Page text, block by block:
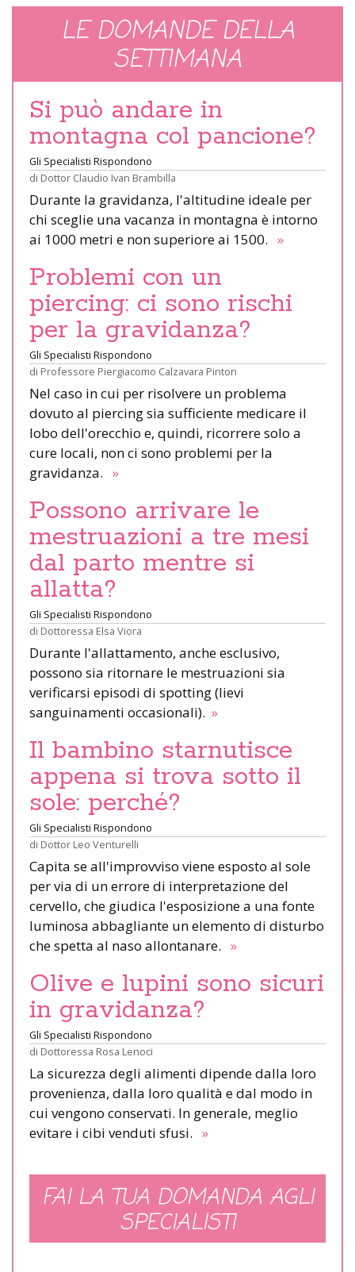
LE DOMANDE DELLA
SETTIMANA
Si può andare in
montagna col pancione?
Gli Specialisti Rispondono
di Dottor Claudio Ivan Brambilla
Durante la gravidanza, l'altitudine ideale per
chi sceglie una vacanza in montagna è intorno
ai 1000 metri e non superiore ai 1500. »
Problemi con un
piercing: ci sono rischi
per la gravidanza?
Gli Specialisti Rispondono
di Professore Piergiacomo Calzavara Pinton
Nel caso in cui per risolvere un problema
dovuto al piercing sia sufficiente medicare il
lobo dell'orecchio e, quindi, ricorrere solo a
cure locali, non ci sono problemi per la
gravidanza. »
Possono arrivare le
mestruazioni a tre mesi
dal parto mentre si
allatta?
Gli Specialisti Rispondono
di Dottoressa Elsa Viora
Durante l'allattamento, anche esclusivo,
possono sia ritornare le mestruazioni sia
verificarsi episodi di spotting (lievi
sanguinamenti occasionali). »
Il bambino starnutisce
appena si trova sotto il
sole: perché?
Gli Specialisti Rispondono
di Dottor Leo Venturelli
Capita se all'improvviso viene esposto al sole
per via di un errore di interpretazione del
cervello, che giudica l'esposizione a una fonte
luminosa abbagliante un elemento di disturbo
che spetta al naso allontanare. »
Olive e lupini sono sicuri
in gravidanza?
Gli Specialisti Rispondono
di Dottoressa Rosa Lenoci
La sicurezza degli alimenti dipende dalla loro
provenienza, dalla loro qualità e dal modo in
cui vengono conservati. In generale, meglio
evitare i cibi venduti sfusi. »
FAI LA TUA DOMANDA AGLI
SPECIALISTI